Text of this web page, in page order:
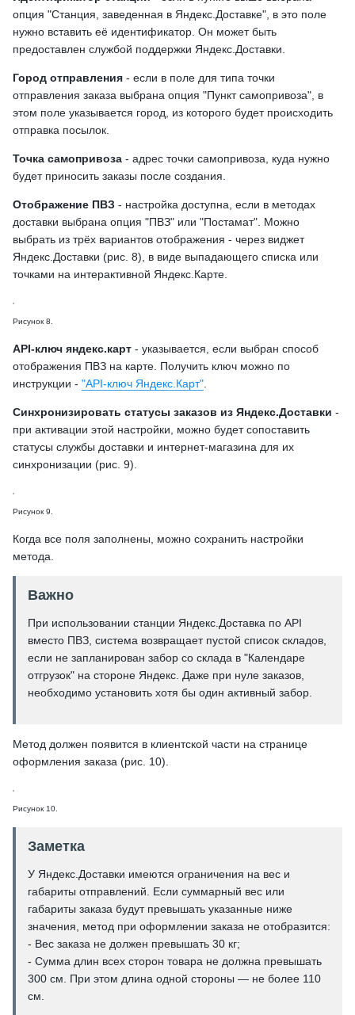
опция "Станция, заведенная в Яндекс.Доставке", в это поле
нужно вставить её идентификатор. Он может быть
предоставлен службой поддержки Яндекс.Доставки.
Город отправления - если в поле для типа точки
отправления заказа выбрана опция "Пункт самопривоза", в
этом поле указывается город, из которого будет происходить
отправка посылок.
Точка самопривоза - адрес точки самопривоза, куда нужно
будет приносить заказы после создания.
Отображение ПВЗ - настройка доступна, если в методах
доставки выбрана опция "ПВЗ" или "Постамат". Можно
выбрать из трёх вариантов отображения - через виджет
Яндекс.Доставки (рис. 8), в виде выпадающего списка или
точками на интерактивной Яндекс.Карте.
Рисунок 8.
API-ключ яндекс.карт - указывается, если выбран способ
отображения ПВЗ на карте. Получить ключ можно по
инструкции - "API-ключ Яндекс.Карт"
Синхронизировать статусы заказов из Яндекс.Доставки -
при активации этой настройки, можно будет сопоставить
статусы службы доставки и интернет-магазина для их
синхронизации (рис. 9).
Рисунок 9.
Когда все поля заполнены, можно сохранить настройки
метода.
Важно
При использовании станции Яндекс.Доставка по API
вместо ПВЗ, система возвращает пустой список складов,
если не запланирован забор со склада в "Календаре
отгрузок" на стороне Яндекс. Даже при нуле заказов,
необходимо установить хотя бы один активный забор.
Метод должен появится в клиентской части на странице
оформления заказа (рис. 10).
Рисунок 10.
Заметка
У Яндекс.Доставки имеются ограничения на вес и
габариты отправлений. Если суммарный вес или
габариты заказа будут превышать указанные ниже
значения, метод при оформлении заказа не отобразится:
- Вес заказа не должен превышать 30 кг;
- Сумма длин всех сторон товара не должна превышать
300 см. При этом длина одной стороны — не более 110
см.